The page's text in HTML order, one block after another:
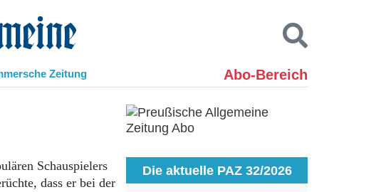
Zeitung Abo-Bereich
Kontakt
Schauspielers
dass er bei der
Die aktuelle PAZ 32/2026